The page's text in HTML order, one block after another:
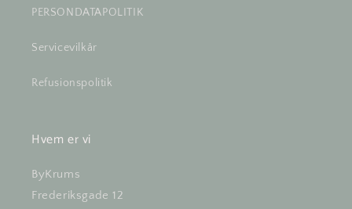
PERSONDATAPOLITIK
Servicevilkår
Refusionspolitik
Hvem er vi
ByKrums
Frederiksgade 12